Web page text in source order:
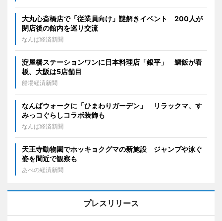
大丸心斎橋店で「従業員向け」謎解きイベント 200人が
閉店後の館内を巡り交流
なんば経済新聞
淀屋橋ステーションワンに日本料理店「銀平」 鯛飯が看
板、大阪は5店舗目
船場経済新聞
なんばウォークに「ひまわりガーデン」 リラックマ、す
みっコぐらしコラボ装飾も
なんば経済新聞
天王寺動物園でホッキョクグマの新施設 ジャンプや泳ぐ
姿を間近で観察も
あべの経済新聞
プレスリリース